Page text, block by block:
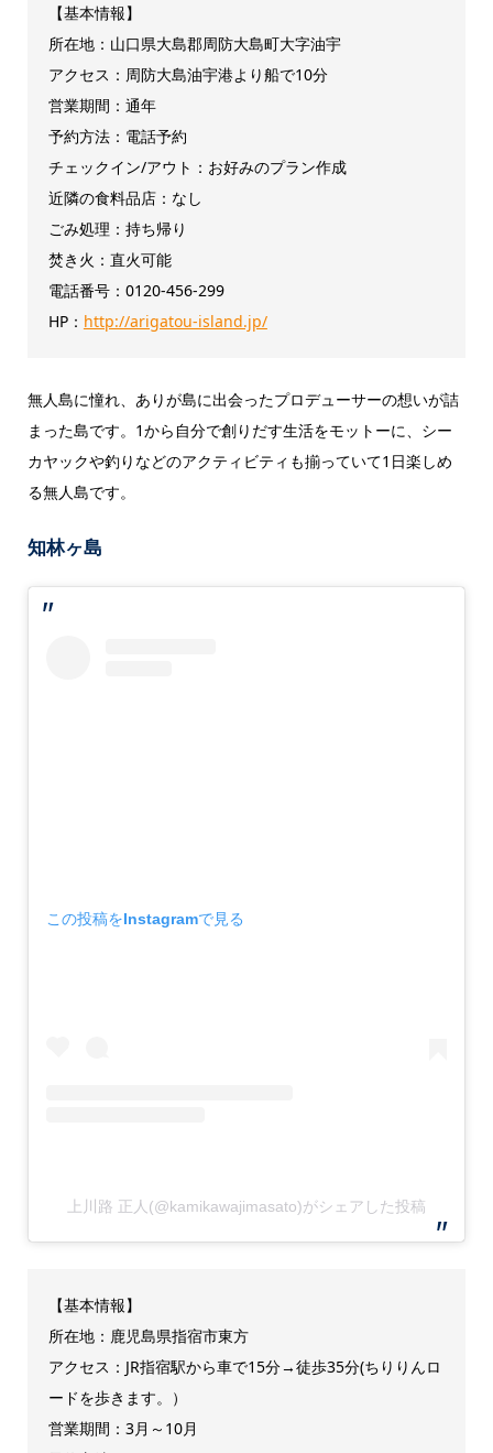
【基本情報】
所在地：山口県大島郡周防大島町大字油宇
アクセス：周防大島油宇港より船で10分
営業期間：通年
予約方法：電話予約
チェックイン/アウト：お好みのプラン作成
近隣の食料品店：なし
ごみ処理：持ち帰り
焚き火：直火可能
電話番号：0120-456-299
HP： http://arigatou-island.jp/
無人島に憧れ、ありが島に出会ったプロデューサーの想いが詰
まった島です。1から自分で創りだす生活をモットーに、シー
カヤックや釣りなどのアクティビティも揃っていて1日楽しめ
る無人島です。
知林ヶ島
この投稿をInstagramで見る
上川路 正人(@kamikawajimasato)がシェアした投稿
【基本情報】
所在地：鹿児島県指宿市東方
アクセス：JR指宿駅から車で15分→徒歩35分(ちりりんロ
ードを歩きます。）
営業期間：3月～10月